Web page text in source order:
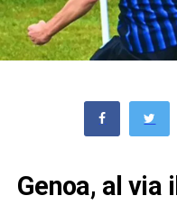
Genoa, al via